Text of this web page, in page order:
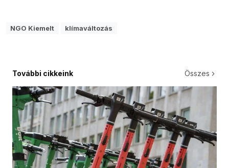
NGO Kiemelt klímaváltozás
További cikkeink Összes